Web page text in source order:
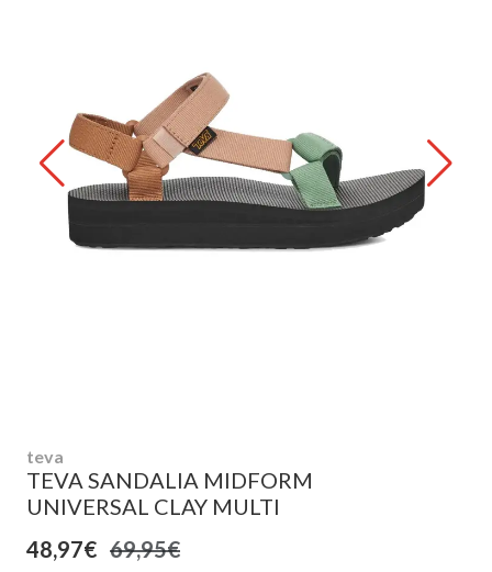
teva
TEVA SANDALIA MIDFORM
UNIVERSAL CLAY MULTI
48,97€ 69,95€